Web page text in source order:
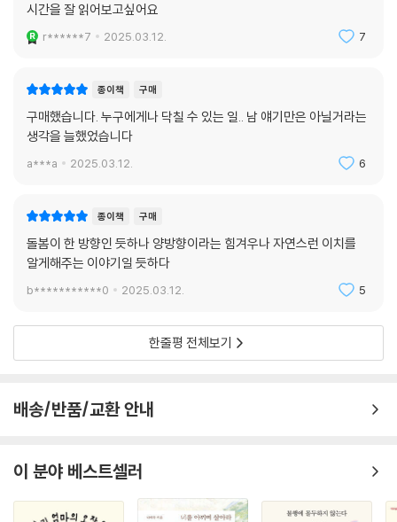
시간을 잘 읽어보고싶어요
r******7 2025.03.12. 7
종이책 구매
구매했습니다. 누구에게나 닥칠 수 있는 일.. 남 얘기만은 아닐거라는
생각을 늘했었습니다
a***a 2025.03.12. 6
종이책 구매
돌봄이 한 방향인 듯하나 양방향이라는 힘겨우나 자연스런 이치를
알게해주는 이야기일 듯하다
b***********0 2025.03.12. 5
한줄평 전체보기
배송/반품/교환 안내
이 분야 베스트셀러